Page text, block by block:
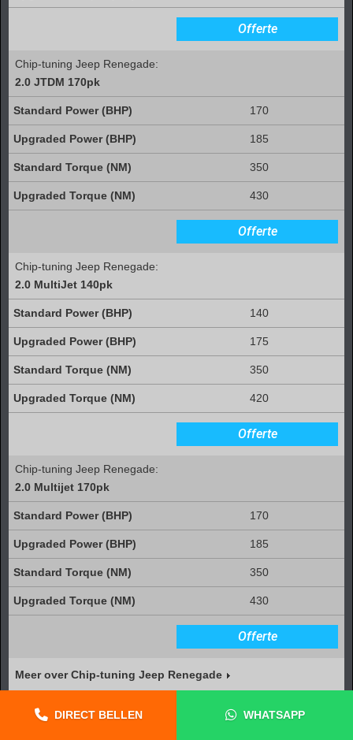
Offerte
Chip-tuning Jeep Renegade:
2.0 JTDM 170pk
170
185
350
430
Offerte
Chip-tuning Jeep Renegade:
2.0 MultiJet 140pk
140
175
350
420
Offerte
Chip-tuning Jeep Renegade:
2.0 Multijet 170pk
170
185
350
430
Offerte
Meer over Chip-tuning Jeep Renegade
Chip-tuning Jeep Wrangler (3)
DIRECT BELLEN WHATSAPP